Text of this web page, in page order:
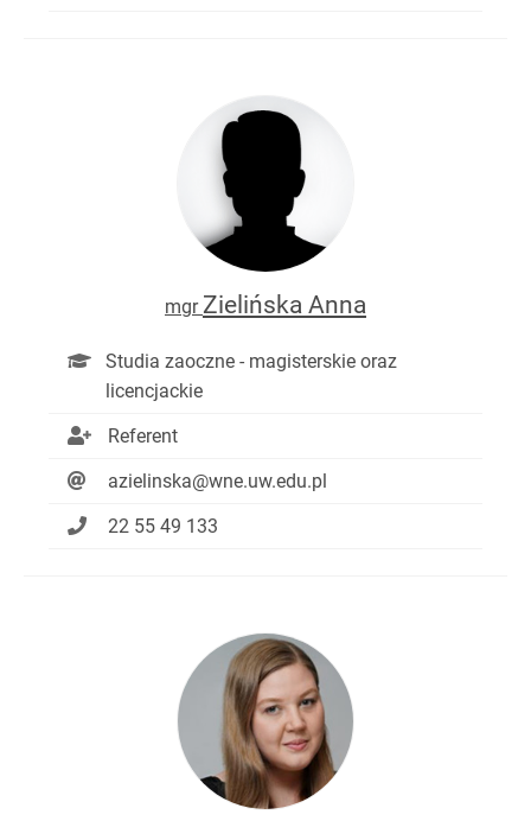
mgr Zielińska Anna
Studia zaoczne - magisterskie oraz
licencjackie
Referent
azielinska@wne.uw.edu.pl
22 55 49 133